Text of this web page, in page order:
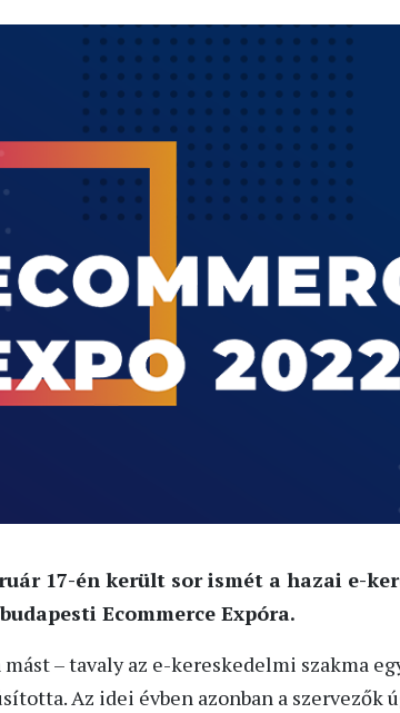
17-én került sor ismét a hazai e-
Ecommerce Expóra.
– tavaly az e-kereskedelmi szakma
Az idei évben azonban a szervezők